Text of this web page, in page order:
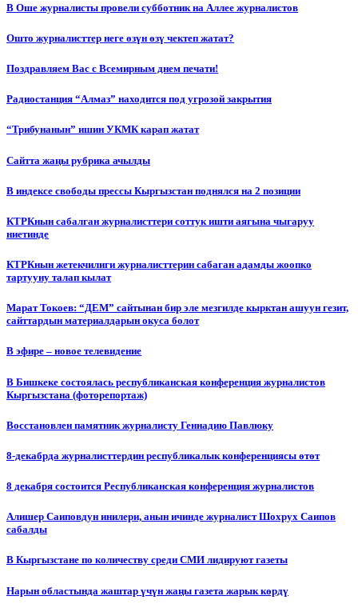
В Оше журналисты провели субботник на Аллее журналистов
Ошто журналисттер неге өзүн өзү чектеп жатат?
Поздравляем Вас с Всемирным днем печати!
Радиостанция “Алмаз” находится под угрозой закрытия
“Трибунанын” ишин УКМК карап жатат
Сайтта жаңы рубрика ачылды
В индексе свободы прессы Кыргызстан поднялся на 2 позиции
КТРКнын сабалган журналисттери соттук ишти аягына чыгаруу
ниетинде
КТРКнын жетекчилиги журналисттерин сабаган адамды жоопко
тартууну талап кылат
Марат Токоев: “ДЕМ” сайтынан бир эле мезгилде кырктан ашуун гезит,
сайттардын материалдарын окуса болот
В эфире – новое телевидение
В Бишкеке состоялась республиканская конференция журналистов
Кыргызстана (фоторепортаж)
Восстановлен памятник журналисту Геннадию Павлюку
8-декабрда журналисттердин республикалык конференциясы өтөт
8 декабря состоится Республиканская конференция журналистов
Алишер Саиповдун инилери, анын ичинде журналист Шохрух Саипов
сабалды
В Кыргызстане по количеству среди СМИ лидируют газеты
Нарын областында жаштар үчүн жаңы газета жарык көрдү